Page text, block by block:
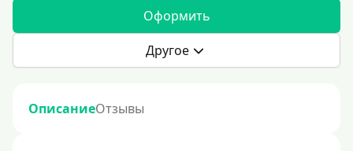
Оформить
Другое
ОписаниеОтзывы